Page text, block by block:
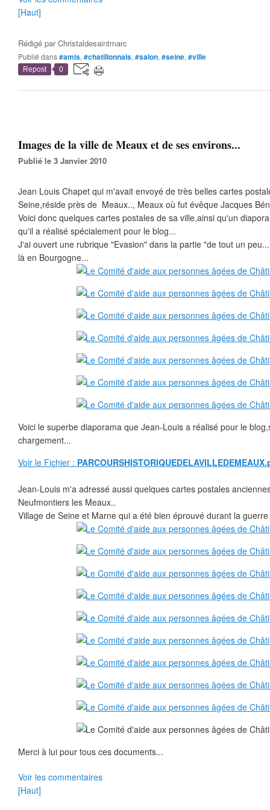
[Haut]
Rédigé parChristaldesaintmarc
Publié dans#amis, #chatillonnais, #salon, #seine, #ville
Repost 0
Images de la ville de Meaux et de ses environs...
Publié le 3 Janvier 2010
Jean Louis Chapet qui m'avait envoyé de très belles cartes
Seine,réside près de Meaux.., Meaux où fut évêque Jacques
Voici donc quelques cartes postales de sa ville,ainsi qu'un
qu'il a réalisé spécialement pour le blog...
J'ai ouvert une rubrique "Evasion" dans la partie "de tout un
là en Bourgogne...
Voici le superbe diaporama que Jean-Louis a réalisé pour le
chargement...
Voir le Fichier :
Jean-Louis m'a adressé aussi quelques cartes postales
Neufmontiers les Meaux..
Village de Seine et Marne qui a été bien éprouvé durant la
Merci à lui pour tous ces documents...
Voir les commentaires
[Haut]